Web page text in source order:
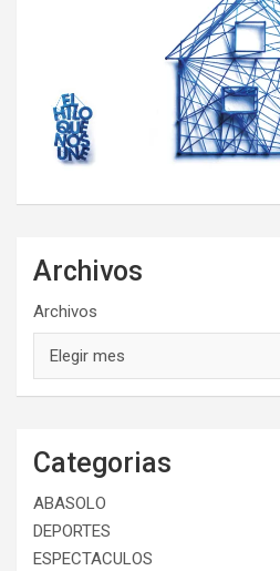
Archivos
Archivos
Categorias
ABASOLO
DEPORTES
ESPECTACULOS